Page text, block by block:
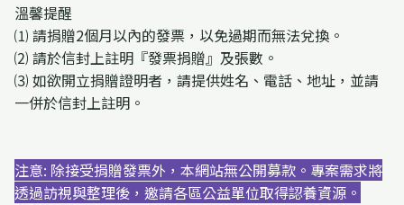
溫馨提醒
⑴ 請捐贈2個月以內的發票，以免過期而無法兌換。
⑵ 請於信封上註明『發票捐贈』及張數。
⑶ 如欲開立捐贈證明者，請提供姓名、電話、地址，並請
一併於信封上註明。
注意: 除接受捐贈發票外，本網站無公開募款。專案需求將
透過訪視與整理後，邀請各區公益單位取得認養資源。